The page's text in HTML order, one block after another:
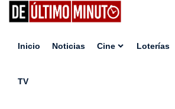
Inicio Noticias Cine Loterías
TV